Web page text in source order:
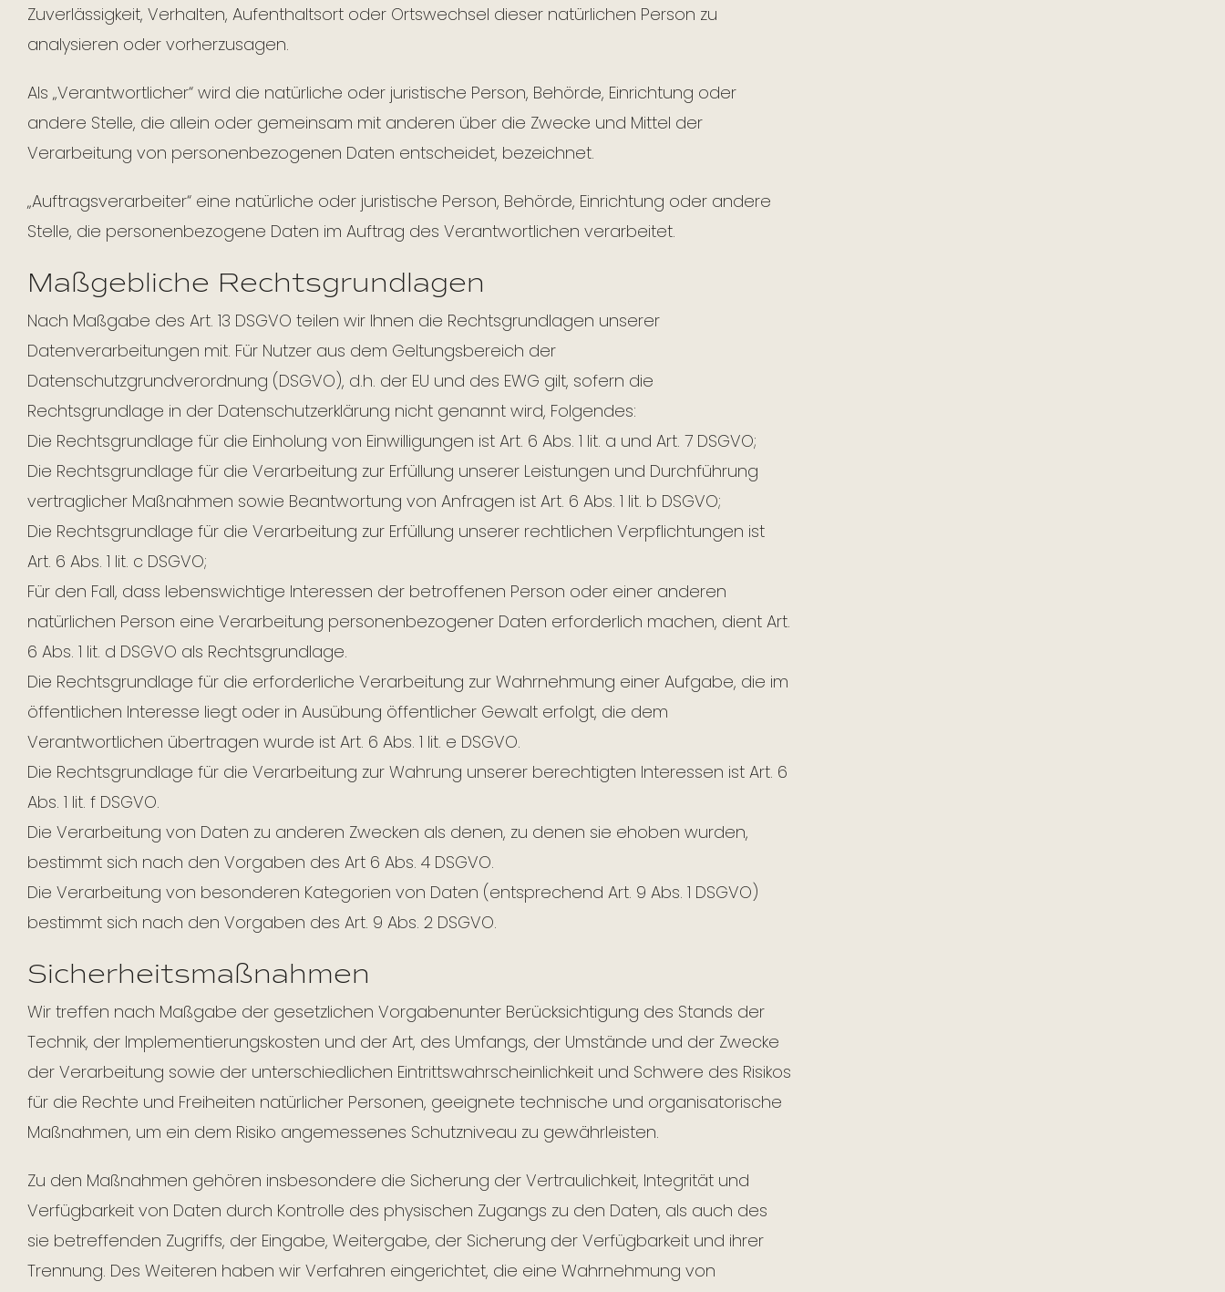
Zuverlässigkeit, Verhalten, Aufenthaltsort oder Ortswechsel dieser natürlichen Person zu
analysieren oder vorherzusagen.
Als „Verantwortlicher“ wird die natürliche oder juristische Person, Behörde, Einrichtung oder
andere Stelle, die allein oder gemeinsam mit anderen über die Zwecke und Mittel der
Verarbeitung von personenbezogenen Daten entscheidet, bezeichnet.
„Auftragsverarbeiter“ eine natürliche oder juristische Person, Behörde, Einrichtung oder andere
Stelle, die personenbezogene Daten im Auftrag des Verantwortlichen verarbeitet.
Maßgebliche Rechtsgrundlagen
Nach Maßgabe des Art. 13 DSGVO teilen wir Ihnen die Rechtsgrundlagen unserer
Datenverarbeitungen mit. Für Nutzer aus dem Geltungsbereich der
Datenschutzgrundverordnung (DSGVO), d.h. der EU und des EWG gilt, sofern die
Rechtsgrundlage in der Datenschutzerklärung nicht genannt wird, Folgendes:
Die Rechtsgrundlage für die Einholung von Einwilligungen ist Art. 6 Abs. 1 lit. a und Art. 7 DSGVO;
Die Rechtsgrundlage für die Verarbeitung zur Erfüllung unserer Leistungen und Durchführung
vertraglicher Maßnahmen sowie Beantwortung von Anfragen ist Art. 6 Abs. 1 lit. b DSGVO;
Die Rechtsgrundlage für die Verarbeitung zur Erfüllung unserer rechtlichen Verpflichtungen ist
Art. 6 Abs. 1 lit. c DSGVO;
Für den Fall, dass lebenswichtige Interessen der betroffenen Person oder einer anderen
natürlichen Person eine Verarbeitung personenbezogener Daten erforderlich machen, dient Art.
6 Abs. 1 lit. d DSGVO als Rechtsgrundlage.
Die Rechtsgrundlage für die erforderliche Verarbeitung zur Wahrnehmung einer Aufgabe, die im
öffentlichen Interesse liegt oder in Ausübung öffentlicher Gewalt erfolgt, die dem
Verantwortlichen übertragen wurde ist Art. 6 Abs. 1 lit. e DSGVO.
Die Rechtsgrundlage für die Verarbeitung zur Wahrung unserer berechtigten Interessen ist Art. 6
Abs. 1 lit. f DSGVO.
Die Verarbeitung von Daten zu anderen Zwecken als denen, zu denen sie ehoben wurden,
bestimmt sich nach den Vorgaben des Art 6 Abs. 4 DSGVO.
Die Verarbeitung von besonderen Kategorien von Daten (entsprechend Art. 9 Abs. 1 DSGVO)
bestimmt sich nach den Vorgaben des Art. 9 Abs. 2 DSGVO.
Sicherheitsmaßnahmen
Wir treffen nach Maßgabe der gesetzlichen Vorgabenunter Berücksichtigung des Stands der
Technik, der Implementierungskosten und der Art, des Umfangs, der Umstände und der Zwecke
der Verarbeitung sowie der unterschiedlichen Eintrittswahrscheinlichkeit und Schwere des Risikos
für die Rechte und Freiheiten natürlicher Personen, geeignete technische und organisatorische
Maßnahmen, um ein dem Risiko angemessenes Schutzniveau zu gewährleisten.
Zu den Maßnahmen gehören insbesondere die Sicherung der Vertraulichkeit, Integrität und
Verfügbarkeit von Daten durch Kontrolle des physischen Zugangs zu den Daten, als auch des
sie betreffenden Zugriffs, der Eingabe, Weitergabe, der Sicherung der Verfügbarkeit und ihrer
Trennung. Des Weiteren haben wir Verfahren eingerichtet, die eine Wahrnehmung von